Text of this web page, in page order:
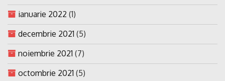
ianuarie 2022 (1)
decembrie 2021 (5)
noiembrie 2021 (7)
octombrie 2021 (5)